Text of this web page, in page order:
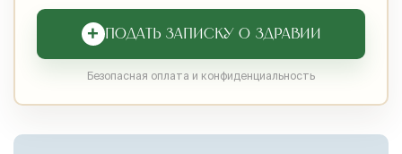
+ ПОДАТЬ ЗАПИСКУ О ЗДРАВИИ
Безопасная оплата и конфиденциальность